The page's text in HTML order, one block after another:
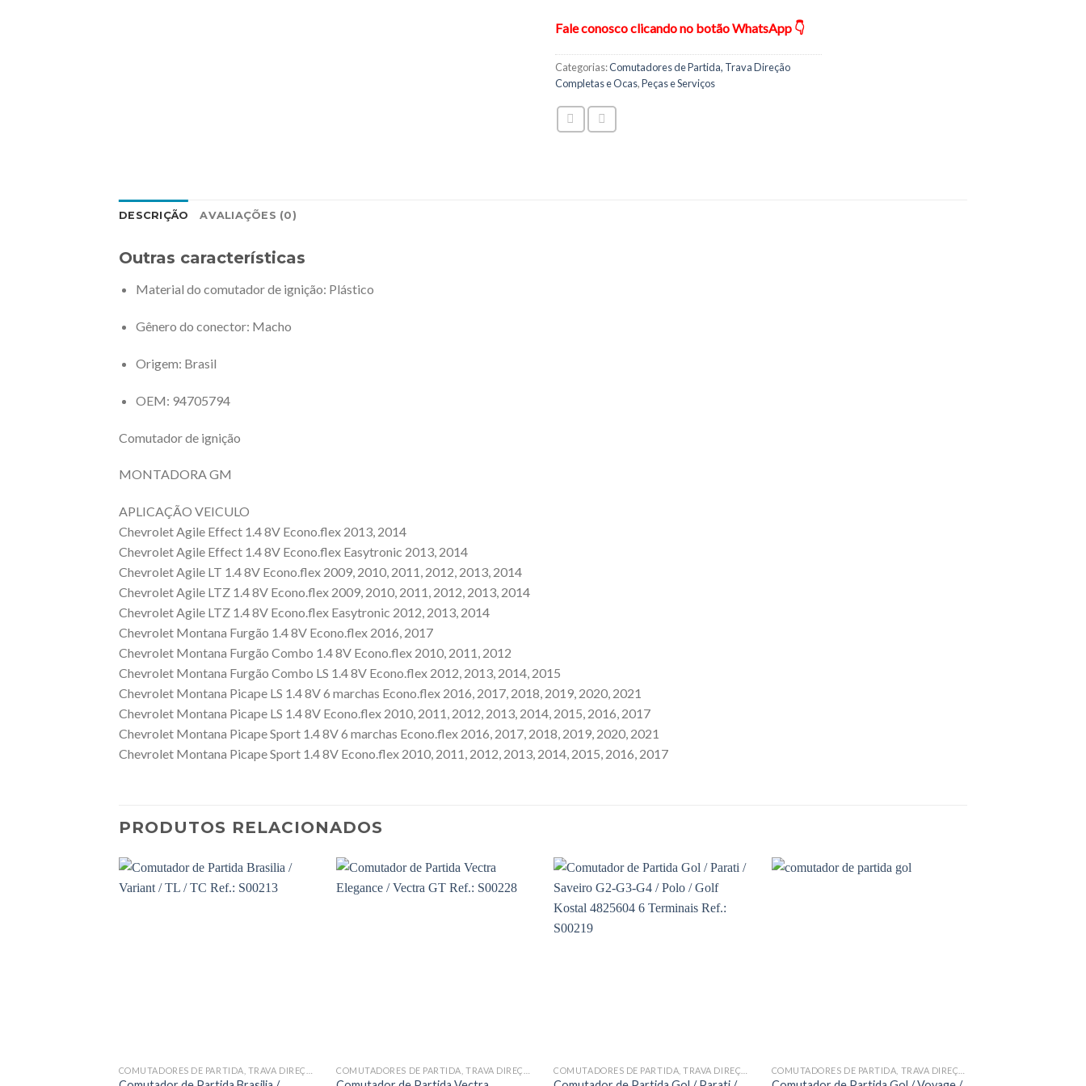
Fale conosco clicando no botão WhatsApp 👇
Categorias:Comutadores de Partida, Trava Direção
Completas e Ocas,Peças e Serviços
DESCRIÇÃO AVALIAÇÕES (0)
Outras características
Material do comutador de ignição: Plástico
Gênero do conector: Macho
Origem: Brasil
OEM: 94705794
Comutador de ignição
MONTADORA GM
APLICAÇÃO VEICULO
Chevrolet Agile Effect 1.4 8V Econo.flex 2013, 2014
Chevrolet Agile Effect 1.4 8V Econo.flex Easytronic 2013, 2014
Chevrolet Agile LT 1.4 8V Econo.flex 2009, 2010, 2011, 2012, 2013, 2014
Chevrolet Agile LTZ 1.4 8V Econo.flex 2009, 2010, 2011, 2012, 2013, 2014
Chevrolet Agile LTZ 1.4 8V Econo.flex Easytronic 2012, 2013, 2014
Chevrolet Montana Furgão 1.4 8V Econo.flex 2016, 2017
Chevrolet Montana Furgão Combo 1.4 8V Econo.flex 2010, 2011, 2012
Chevrolet Montana Furgão Combo LS 1.4 8V Econo.flex 2012, 2013, 2014, 2015
Chevrolet Montana Picape LS 1.4 8V 6 marchas Econo.flex 2016, 2017, 2018, 2019, 2020, 2021
Chevrolet Montana Picape LS 1.4 8V Econo.flex 2010, 2011, 2012, 2013, 2014, 2015, 2016, 2017
Chevrolet Montana Picape Sport 1.4 8V 6 marchas Econo.flex 2016, 2017, 2018, 2019, 2020, 2021
Chevrolet Montana Picape Sport 1.4 8V Econo.flex 2010, 2011, 2012, 2013, 2014, 2015, 2016, 2017
PRODUTOS RELACIONADOS